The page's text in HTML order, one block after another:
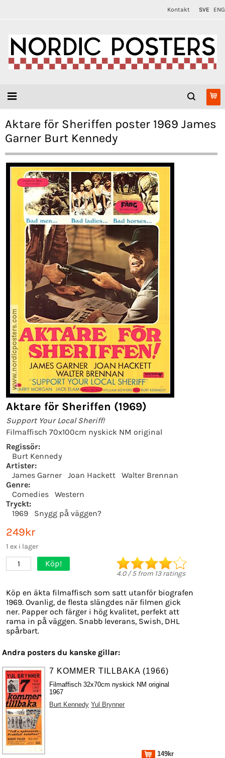
Kontakt SVE ENG
Aktare för Sheriffen poster 1969 James
Garner Burt Kennedy
Aktare för Sheriffen (1969)
Support Your Local Sheriff!
Filmaffisch 70x100cm nyskick NM original
Regissör:
Burt Kennedy
Artister:
James Garner
Joan Hackett
Walter Brennan
Genre:
Comedies
Western
Tryckt:
1969
Snygg på väggen?
249kr
1 ex i lager
1 Köp!
4.0/5from 13ratings
Köp en äkta filmaffisch som satt utanför biografen
1969. Ovanlig, de flesta slängdes när filmen gick
ner. Papper och färger i hög kvalitet, perfekt att
rama in på väggen. Snabb leverans, Swish, DHL
spårbart.
Andra posters du kanske gillar:
7 KOMMER TILLBAKA (1966)
Filmaffisch 32x70cm nyskick NM original
1967
Burt Kennedy Yul Brynner
149kr